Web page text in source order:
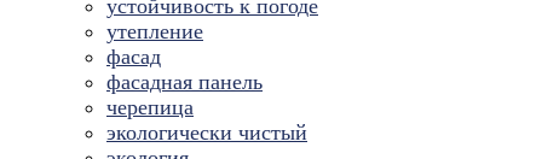
устойчивость к погоде
утепление
фасад
фасадная панель
черепица
экологически чистый